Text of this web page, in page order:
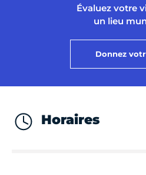
Évaluez votre
un lieu
Donnez
Horaires